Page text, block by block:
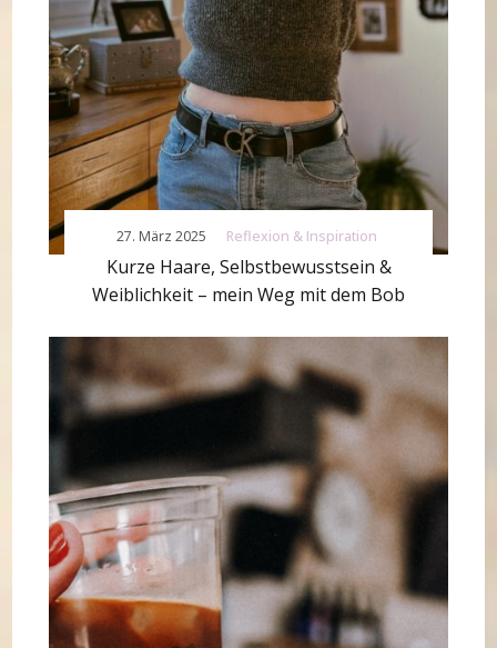
Reflexion & Inspiration
Kurze Haare, Selbstbewusstsein &
Weiblichkeit – mein Weg mit dem Bob
27. März 2025